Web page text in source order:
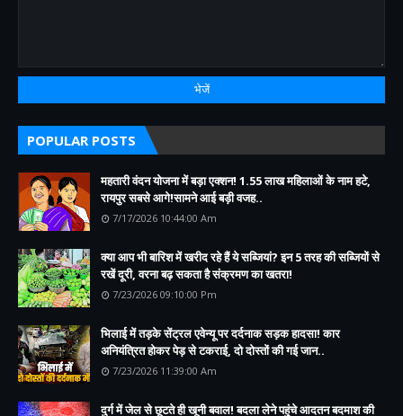
POPULAR POSTS
महतारी वंदन योजना में बड़ा एक्शन! 1.55 लाख महिलाओं के नाम हटे,
रायपुर सबसे आगे!सामने आई बड़ी वजह..
7/17/2026 10:44:00 Am
क्या आप भी बारिश में खरीद रहे हैं ये सब्जियां? इन 5 तरह की सब्जियों से
रखें दूरी, वरना बढ़ सकता है संक्रमण का खतरा!
7/23/2026 09:10:00 Pm
भिलाई में तड़के सेंट्रल एवेन्यू पर दर्दनाक सड़क हादसा! कार
अनियंत्रित होकर पेड़ से टकराई, दो दोस्तों की गई जान..
7/23/2026 11:39:00 Am
दुर्ग में जेल से छूटते ही खूनी बवाल! बदला लेने पहुंचे आदतन बदमाश की